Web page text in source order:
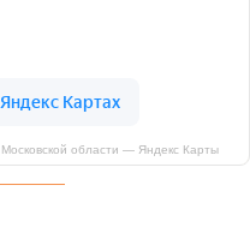
области — Яндекс Карты